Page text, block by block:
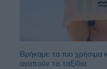
Βρήκαμε τα πιο χρήσιμα
αγαπούν τα ταξίδια